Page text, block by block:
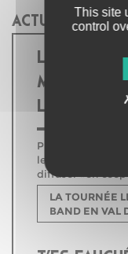
ACTUALITÉS
LA
LOIRE
Projet soutenu
le cadre du
diffuser »en
LA TOURNÉE
BAND EN VAL
This site
control